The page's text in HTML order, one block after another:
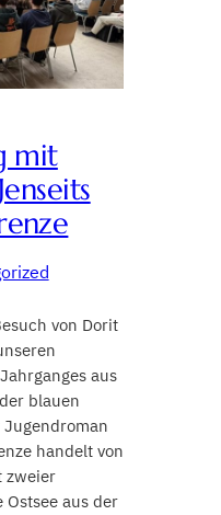
mit
von Dorit
aus
blauen
Jugendroman
handelt von
zweier
aus der